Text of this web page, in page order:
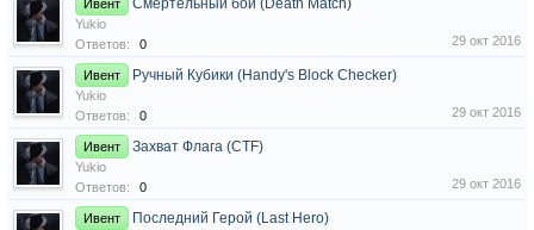
Ивент Смертельный бой (Death Match)
Yukio
Ответов:
0 29 окт 2016
Ивент Ручный Кубики (Handy's Block Checker)
Yukio
Ответов:
0 29 окт 2016
Ивент Захват Флага (CTF)
Yukio
Ответов:
0 29 окт 2016
Ивент Последний Герой (Last Hero)